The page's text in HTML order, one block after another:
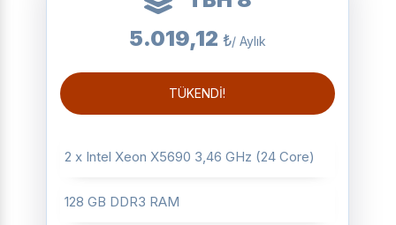
5.019,12 ₺/ Aylık
TÜKENDİ!
2 x Intel Xeon X5690 3,46 GHz (24 Core)
128 GB DDR3 RAM